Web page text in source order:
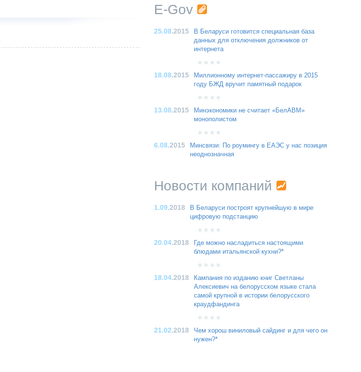
E-Gov
25.08.2015
В Беларуси готовится специальная база
данных для отключения должников от
интернета
18.08.2015
Миллионному интернет-пассажиру в 2015
году БЖД вручит памятный подарок
13.08.2015
Минэкономики не считает «БелАВМ»
монополистом
6.08.2015
Минсвязи: По роумингу в ЕАЭС у нас позиция
неоднозначная
Новости компаний
1.09.2018
В Беларуси построят крупнейшую в мире
цифровую подстанцию
20.04.2018
Где можно насладиться настоящими
блюдами итальянской кухни?*
18.04.2018
Кампания по изданию книг Светланы
Алексиевич на белорусском языке стала
самой крупной в истории белорусского
краудфандинга
21.02.2018
Чем хорош виниловый сайдинг и для чего он
нужен?*